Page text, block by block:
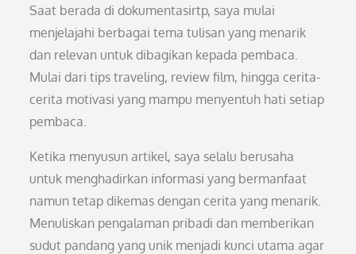
Saat berada di dokumentasirtp, saya mulai
menjelajahi berbagai tema tulisan yang menarik
dan relevan untuk dibagikan kepada pembaca.
Mulai dari tips traveling, review film, hingga cerita-
cerita motivasi yang mampu menyentuh hati setiap
pembaca.
Ketika menyusun artikel, saya selalu berusaha
untuk menghadirkan informasi yang bermanfaat
namun tetap dikemas dengan cerita yang menarik.
Menuliskan pengalaman pribadi dan memberikan
sudut pandang yang unik menjadi kunci utama agar